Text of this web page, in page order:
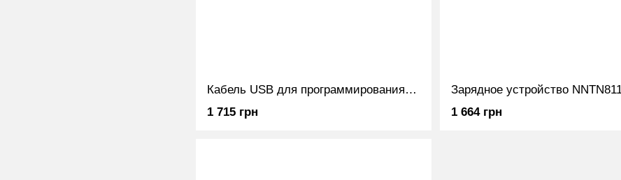
Кабель USB для программирования автомобильных раций Motorola DM4600 DM3600 ЮСБ кабель для автораций Motorola
1 715 грн
1 664 грн